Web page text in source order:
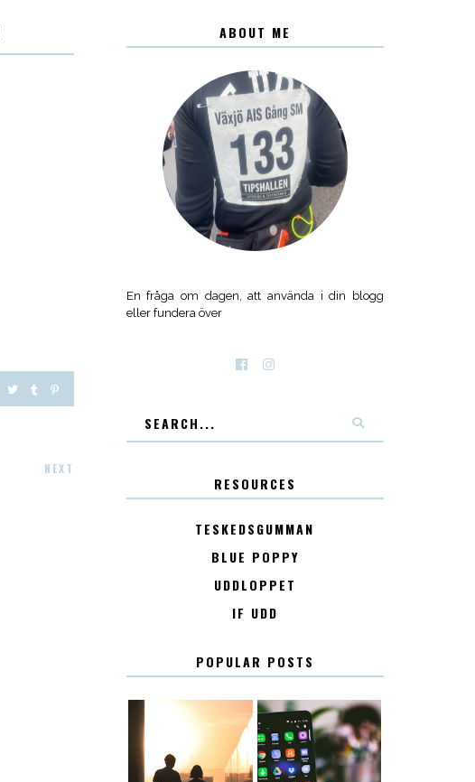
NEXT
ABOUT ME
En fråga om dagen, att använda i din blogg
eller fundera över
RESOURCES
TESKEDSGUMMAN
BLUE POPPY
UDDLOPPET
IF UDD
POPULAR POSTS
KONTAKT KONTAKTLISTA